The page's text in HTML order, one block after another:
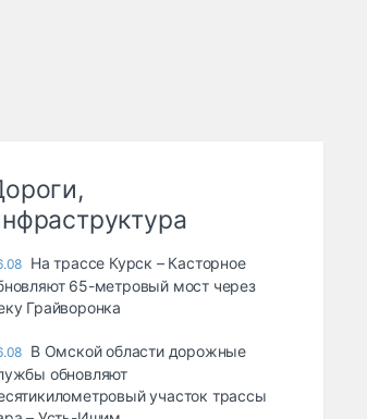
На трассе Курск – Касторное
65-метровый мост через
Грайворонка
В Омской области дорожные
обновляют
участок трассы